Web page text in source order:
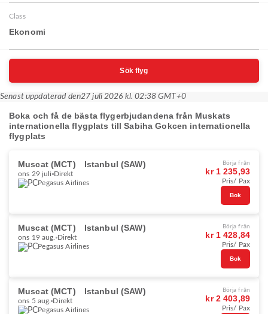
Class
Ekonomi
Sök flyg
Senast uppdaterad den27 juli 2026 kl. 02:38 GMT+0
Boka och få de bästa flygerbjudandena från Muskats
internationella flygplats till Sabiha Gokcen internationella
flygplats
Muscat (MCT) Istanbul (SAW)
ons 29 juli Direkt
Pegasus Airlines
Börja från
kr 1 235,93
Pris/ Pax
Bok
Muscat (MCT) Istanbul (SAW)
ons 19 aug. Direkt
Pegasus Airlines
Börja från
kr 1 428,84
Pris/ Pax
Bok
Muscat (MCT) Istanbul (SAW)
ons 5 aug. Direkt
Pegasus Airlines
Börja från
kr 2 403,89
Pris/ Pax